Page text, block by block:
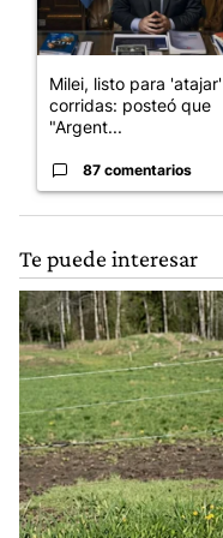
Milei, listo para 'atajar'
corridas: posteó que
"Argent...
87 comentarios